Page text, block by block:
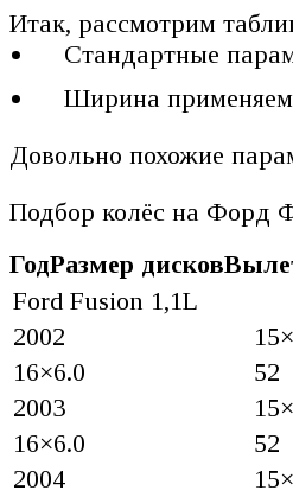
Итак, рассмотрим
Стандартные
Ширина
Довольно похожие
Подбор колёс на Форд
ГодРазмер дисков
Ford Fusion 1,1L
2002
16×6.0
52
2003
16×6.0
52
2004